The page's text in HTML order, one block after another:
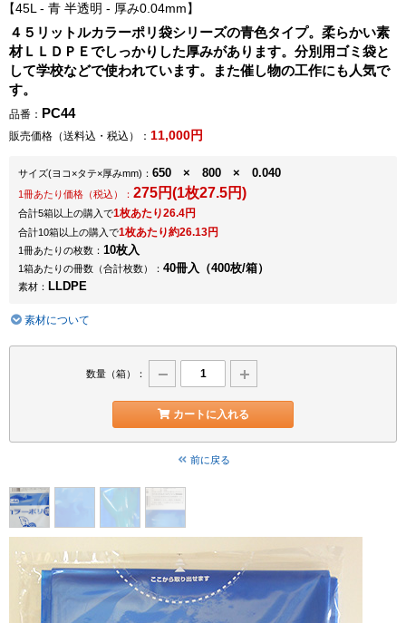
45L - 青 半透明 - 厚み0.04mm
４５リットルカラーポリ袋シリーズの青色タイプ。柔らかい素
材ＬＬＤＰＥでしっかりした厚みがあります。分別用ゴミ袋と
して学校などで使われています。また催し物の工作にも人気で
す。
品番： PC44
販売価格（送料込・税込）： 11,000円
サイズ(ヨコ×タテ×厚みmm) ： 650 × 800 × 0.040
1冊あたり価格（税込）： 275円(1枚27.5円)
合計5箱以上の購入で1枚あたり26.4円
合計10箱以上の購入で1枚あたり約26.13円
1冊あたりの枚数： 10枚入
1箱あたりの冊数（合計枚数）： 40冊入（400枚/箱）
素材： LLDPE
素材について
数量（箱）：
カートに入れる
前に戻る